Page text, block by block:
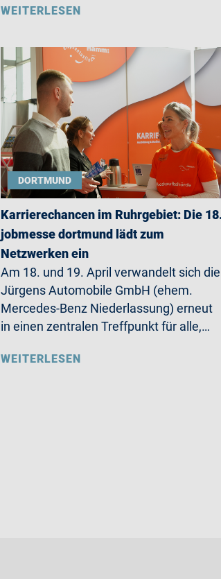
WEITERLESEN
DORTMUND
Karrierechancen im Ruhrgebiet: Die
jobmesse dortmund lädt zum
Netzwerken ein
Am 18. und 19. April verwandelt sich die
Jürgens Automobile GmbH (ehem.
Mercedes-Benz Niederlassung) erneut
in einen zentralen Treffpunkt für alle,…
WEITERLESEN